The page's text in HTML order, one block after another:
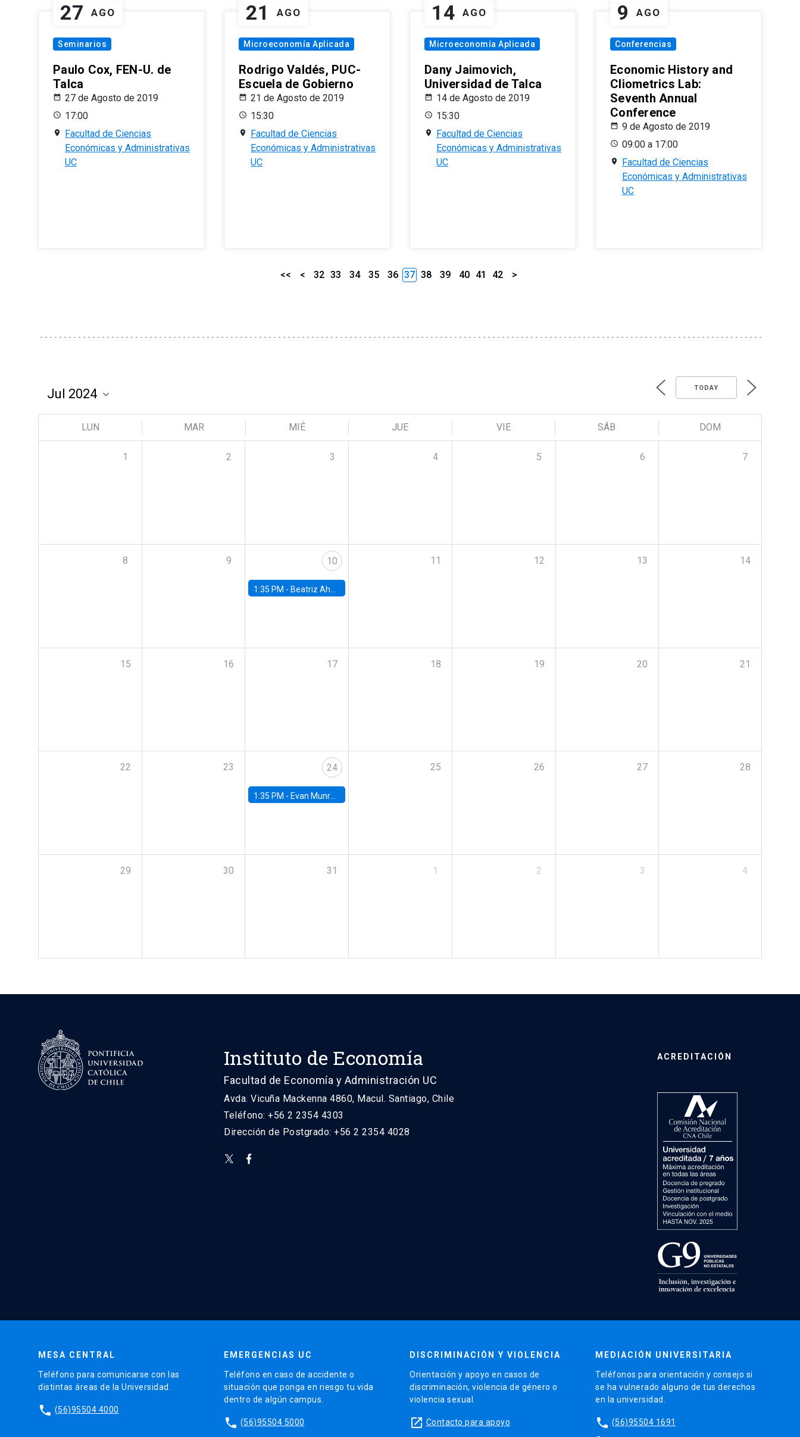
27 AGO
Seminarios
Paulo Cox, FEN-U. de
Talca
27 de Agosto de 2019
17:00
Facultad de Ciencias
Económicas y Administrativas
UC
21 AGO
Microeconomía Aplicada
Rodrigo Valdés, PUC-
Escuela de Gobierno
21 de Agosto de 2019
15:30
Facultad de Ciencias
Económicas y Administrativas
UC
14 AGO
Microeconomía Aplicada
Dany Jaimovich,
Universidad de Talca
14 de Agosto de 2019
15:30
Facultad de Ciencias
Económicas y Administrativas
UC
9 AGO
Conferencias
Economic History and
Cliometrics Lab:
Seventh Annual
Conference
9 de Agosto de 2019
09:00 a 17:00
Facultad de Ciencias
Económicas y Administrativas
UC
<< < 32 33 34 35 36 37 38 39 40 41 42 >
TODAY
LUN MAR MIÉ JUE VIE SÁB DOM
1 2 3 4 5 6 7
8 9 10
1:35 PM - Beatriz Ahumada, PhD candidate, Universidad de Pittsburgh
11 12 13 14
15 16 17 18 19 20 21
22 23 24
1:35 PM - Evan Munro, Neyman Visiting Assistant Professor in the Department of Statistics at UC Berkeley
25 26 27 28
29 30 31 1 2 3 4
Instituto de Economía
Facultad de Economía y Administración UC
Avda. Vicuña Mackenna 4860, Macul. Santiago, Chile
Teléfono: +56 2 2354 4303
Dirección de Postgrado: +56 2 2354 4028
ACREDITACIÓN
MESA CENTRAL
Teléfono para comunicarse con las
distintas áreas de la Universidad.
phone (56)95504 4000
EMERGENCIAS UC
Teléfono en caso de accidente o
situación que ponga en riesgo tu vida
dentro de algún campus.
phone (56)95504 5000
DISCRIMINACIÓN Y VIOLENCIA
Orientación y apoyo en casos de
discriminación, violencia de género o
violencia sexual.
launch Contacto para apoyo
MEDIACIÓN UNIVERSITARIA
Teléfonos para orientación y consejo si
se ha vulnerado alguno de tus derechos
en la universidad.
phone (56)95504 1691